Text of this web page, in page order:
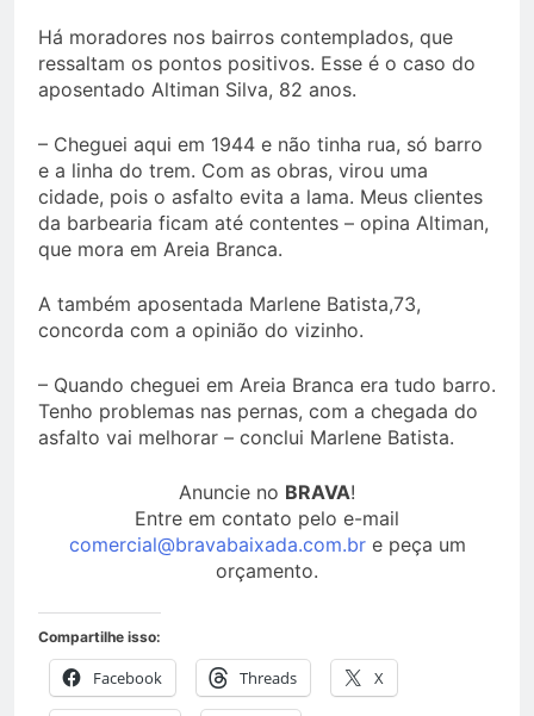
Há moradores nos bairros contemplados, que
ressaltam os pontos positivos. Esse é o caso do
aposentado Altiman Silva, 82 anos.
– Cheguei aqui em 1944 e não tinha rua, só barro
e a linha do trem. Com as obras, virou uma
cidade, pois o asfalto evita a lama. Meus clientes
da barbearia ficam até contentes – opina Altiman,
que mora em Areia Branca.
A também aposentada Marlene Batista,73,
concorda com a opinião do vizinho.
– Quando cheguei em Areia Branca era tudo barro.
Tenho problemas nas pernas, com a chegada do
asfalto vai melhorar – conclui Marlene Batista.
Anuncie no BRAVA!
Entre em contato pelo e-mail
comercial@bravabaixada.com.bre peça um
orçamento.
Compartilhe isso:
Facebook Threads X